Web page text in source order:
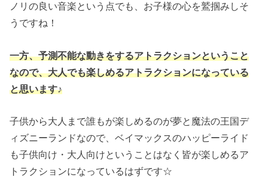
ノリの良い音楽という点でも、お子様の心を鷲掴みしそ
うですね！
一方、予測不能な動きをするアトラクションということ
なので、大人でも楽しめるアトラクションになっている
と思います♪
子供から大人まで誰もが楽しめるのが夢と魔法の王国デ
ィズニーランドなので、ベイマックスのハッピーライド
も子供向け・大人向けということはなく皆が楽しめるア
トラクションになっているはずです☆